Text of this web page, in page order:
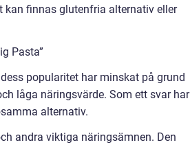
kan finnas glutenfria alternativ eller
Pasta”
popularitet har minskat på grund
låga näringsvärde. Som ett svar har
alternativ.
andra viktiga näringsämnen. Den